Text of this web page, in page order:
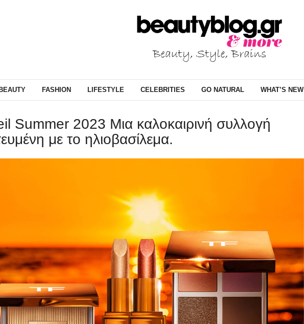
BEAUTY FASHION LIFESTYLE CELEBRITIES GO NATURAL WHAT’S NEW
Summer 2023 Mια καλοκαιρινή συλλογή
με το ηλιοβασίλεμα.